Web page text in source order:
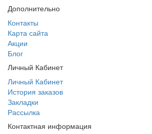
Дополнительно
Контакты
Карта сайта
Акции
Блог
Личный Кабинет
Личный Кабинет
История заказов
Закладки
Рассылка
Контактная информация